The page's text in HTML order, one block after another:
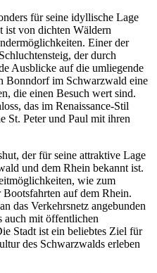
für seine idyllische Lage
ist von dichten Wäldern
Einer der
der durch
Ausblicke auf die umliegende
Bonndorf im Schwarzwald eine
die einen Besuch wert sind.
das im Renaissance-Stil
St. Peter und Paul mit ihren
der für seine attraktive Lage
und dem Rhein bekannt ist.
wie zum
auf dem Rhein.
das Verkehrsnetz angebunden
auch mit öffentlichen
Stadt ist ein beliebtes Ziel für
des Schwarzwalds erleben